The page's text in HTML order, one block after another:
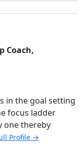
Coach,
in the goal setting
focus ladder
one thereby
Profile →